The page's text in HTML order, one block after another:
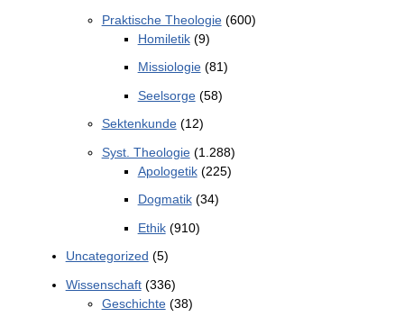
Praktische Theologie(600)
Homiletik(9)
Missiologie(81)
Seelsorge(58)
Sektenkunde(12)
Syst. Theologie(1.288)
Apologetik(225)
Dogmatik(34)
Ethik(910)
Uncategorized (5)
Wissenschaft(336)
Geschichte(38)